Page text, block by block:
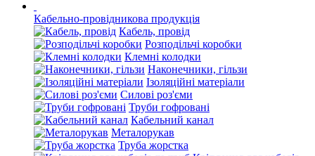
Кабельно-провідникова продукція
Кабель, провід
Розподільчі коробки
Клемні колодки
Наконечники, гільзи
Ізоляційні матеріали
Силові роз'єми
Труби гофровані
Кабельний канал
Металорукав
Труба жорстка